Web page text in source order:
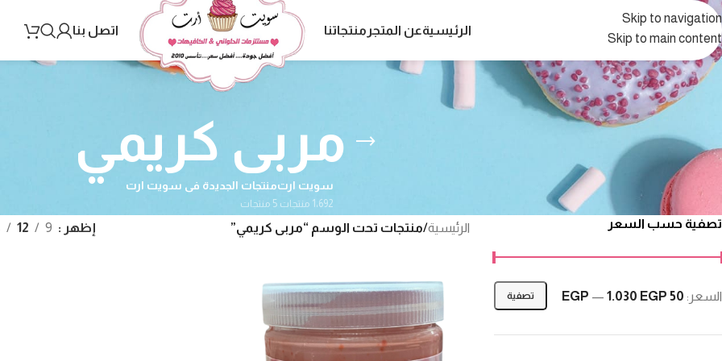
Skip to navigation
Skip to main content
الرئيسيةعن المتجر منتجاتنا اتصل بنا
مربى كريمي
سويت ارت
1٬692 منتجات
منتجات الجديدة فى سويت ارت
5 منتجات
تصفية حسب السعر
تصفية السعر: 50 EGP
— 1.030 EGP
الرئيسية/منتجات تحت الوسم “مربى كريمي” إظهر 9
12